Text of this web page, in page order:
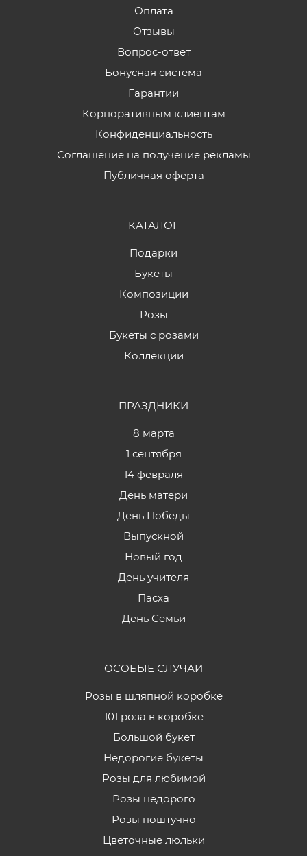
Оплата
Отзывы
Вопрос-ответ
Бонусная система
Гарантии
Корпоративным клиентам
Конфиденциальность
Соглашение на получение рекламы
Публичная оферта
КАТАЛОГ
Подарки
Букеты
Композиции
Розы
Букеты с розами
Коллекции
ПРАЗДНИКИ
8 марта
1 сентября
14 февраля
День матери
День Победы
Выпускной
Новый год
День учителя
Пасха
День Семьи
ОСОБЫЕ СЛУЧАИ
Розы в шляпной коробке
101 роза в коробке
Большой букет
Недорогие букеты
Розы для любимой
Розы недорого
Розы поштучно
Цветочные люльки